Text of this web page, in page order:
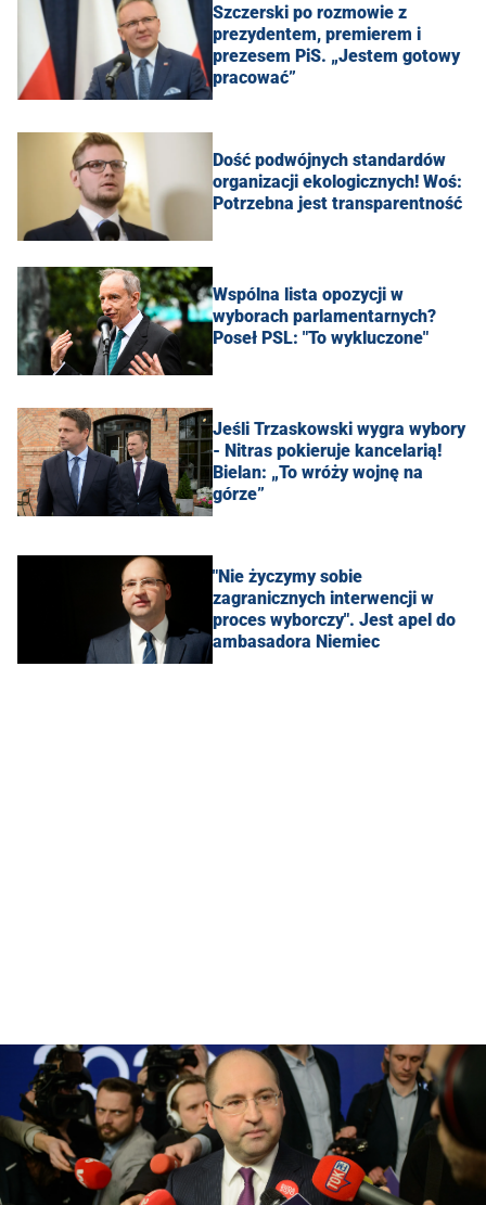
Szczerski po rozmowie z
prezydentem, premierem i
prezesem PiS. „Jestem gotowy
pracować”
Dość podwójnych standardów
organizacji ekologicznych! Woś:
Potrzebna jest transparentność
Wspólna lista opozycji w
wyborach parlamentarnych?
Poseł PSL: "To wykluczone"
Jeśli Trzaskowski wygra wybory
- Nitras pokieruje kancelarią!
Bielan: „To wróży wojnę na
górze”
"Nie życzymy sobie
zagranicznych interwencji w
proces wyborczy". Jest apel do
ambasadora Niemiec